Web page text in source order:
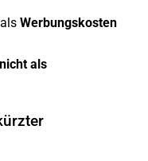
Werbungskosten
nicht als